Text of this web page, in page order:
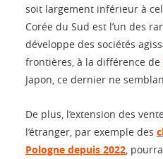
soit largement inférieur à
Corée du Sud est l’un des
développe des sociétés
frontières, à la différence de
Japon, ce dernier ne
De plus, l’extension des
l’étranger, par exemple des
Pologne depuis 2022 ,